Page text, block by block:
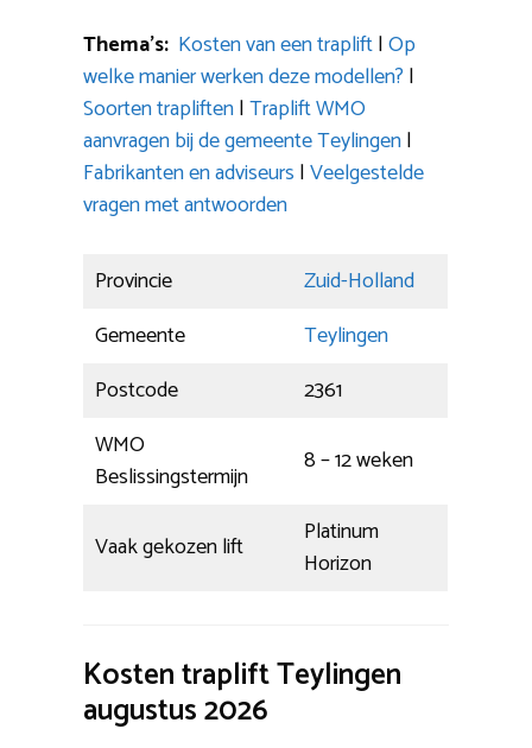
Thema’s: Kosten van een traplift|Op
welke manier werken deze modellen? |
Soorten trapliften|Traplift WMO
aanvragen bij de gemeente Teylingen|
Fabrikanten en adviseurs |Veelgestelde
vragen met antwoorden
Provincie
Zuid-Holland
Gemeente
Teylingen
Postcode
2361
WMO
Beslissingstermijn
8 – 12 weken
Vaak gekozen lift
Platinum
Horizon
Kosten traplift Teylingen
augustus 2026